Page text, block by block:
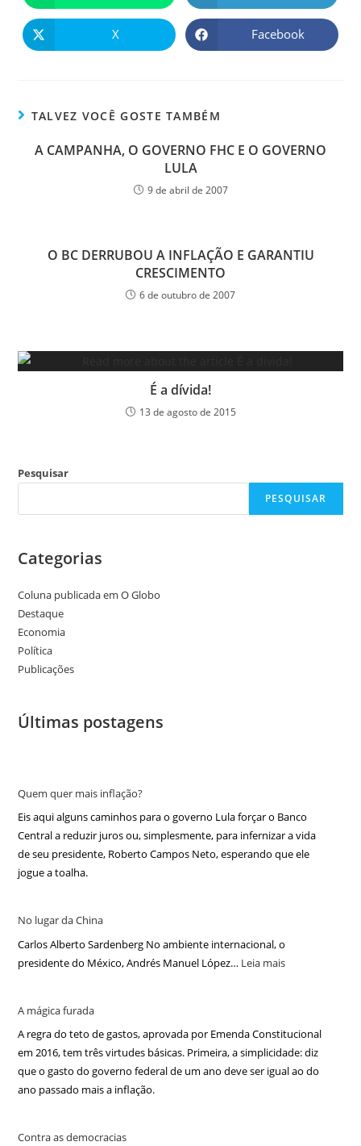
X Facebook
TALVEZ VOCÊ GOSTE TAMBÉM
A CAMPANHA, O GOVERNO FHC E O GOVERNO
LULA
9 de abril de 2007
O BC DERRUBOU A INFLAÇÃO E GARANTIU
CRESCIMENTO
6 de outubro de 2007
É a dívida!
13 de agosto de 2015
Pesquisar
PESQUISAR
Categorias
Coluna publicada em O Globo
Destaque
Economia
Política
Publicações
Últimas postagens
Quem quer mais inflação?
Eis aqui alguns caminhos para o governo Lula forçar o Banco
Central a reduzir juros ou, simplesmente, para infernizar a vida
de seu presidente, Roberto Campos Neto, esperando que ele
jogue a toalha.
No lugar da China
Carlos Alberto Sardenberg No ambiente internacional, o
presidente do México, Andrés Manuel López… Leia mais
A mágica furada
A regra do teto de gastos, aprovada por Emenda Constitucional
em 2016, tem três virtudes básicas. Primeira, a simplicidade: diz
que o gasto do governo federal de um ano deve ser igual ao do
ano passado mais a inflação.
Contra as democracias